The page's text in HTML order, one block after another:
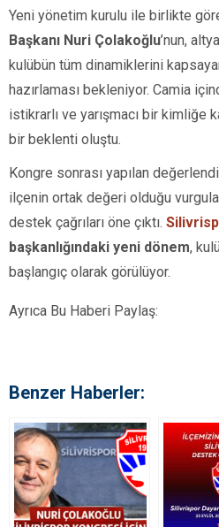
Yeni yönetim kurulu ile birlikte
Başkanı Nuri Çolakoğlu’nun,
kulübün tüm dinamiklerini
hazırlaması bekleniyor. Camia
istikrarlı ve yarışmacı bir kimliğe
bir beklenti oluştu.
Kongre sonrası yapılan
ilçenin ortak değeri olduğu
destek çağrıları öne çıktı.
başkanlığındaki yeni dönem,
başlangıç olarak görülüyor.
Ayrıca Bu Haberi Paylaş:
Benzer Haberler: